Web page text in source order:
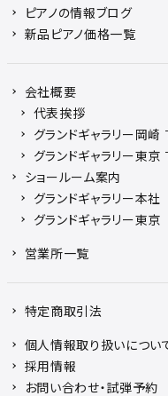
ピアノの情報ブログ
新品ピアノ価格一覧
会社概要
代表挨拶
グランドギャラリー岡崎
グランドギャラリー東京
ショールーム案内
グランドギャラリー本社
グランドギャラリー東京
営業所一覧
特定商取引法
個人情報取り扱いについ
採用情報
お問い合わせ・試弾予約